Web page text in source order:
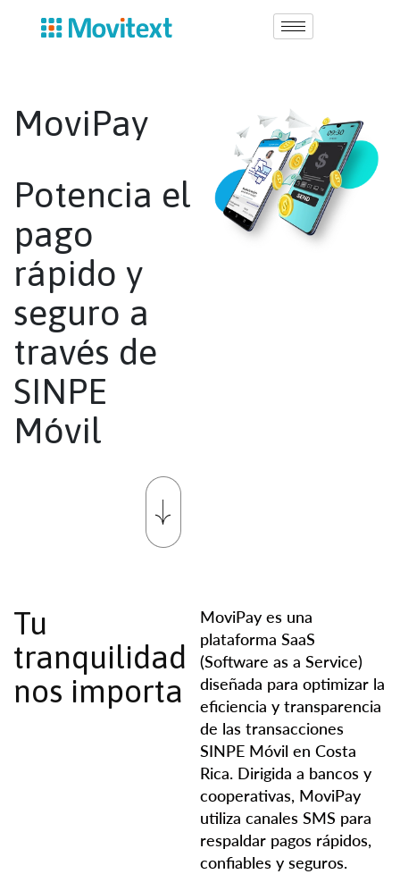
MoviPay
Potencia el
pago
rápido y
seguro a
través de
SINPE
Móvil
Tu
tranquilidad
nos importa
MoviPay es una
plataforma SaaS
(Software as a Service)
diseñada para optimizar la
eficiencia y transparencia
de las transacciones
SINPE Móvil en Costa
Rica. Dirigida a bancos y
cooperativas, MoviPay
utiliza canales SMS para
respaldar pagos rápidos,
confiables y seguros.